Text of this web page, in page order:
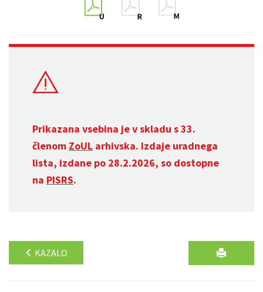
Prikazana vsebina je v skladu s 33.
členom ZoUL arhivska. Izdaje uradnega
lista, izdane po 28.2.2026, so dostopne
na PISRS.
KAZALO